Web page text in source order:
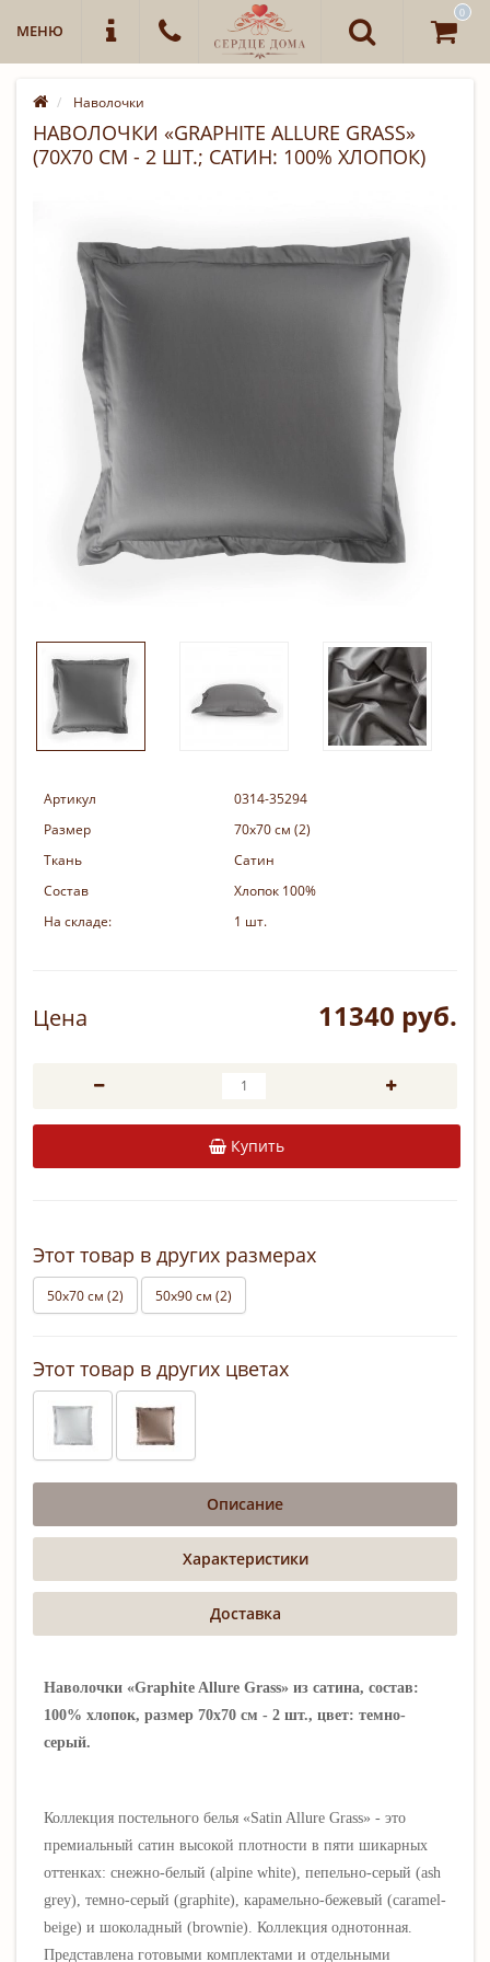
МЕНЮ
0
Наволочки
НАВОЛОЧКИ «GRAPHITE ALLURE GRASS»
(70Х70 СМ - 2 ШТ.; САТИН: 100% ХЛОПОК)
Артикул
0314-35294
Размер
70х70 см (2)
Ткань
Сатин
Состав
Хлопок 100%
На складе:
1 шт.
Цена 11340 руб.
Купить
Этот товар в других размерах
50х70 см (2) 50х90 см (2)
Этот товар в других цветах
Описание
Характеристики
Доставка
Наволочки «Graphite Allure Grass» из сатина, состав:
100% хлопок, размер 70х70 см - 2 шт., цвет: темно-
серый.
Коллекция постельного белья «Satin Allure Grass» - это
премиальный сатин высокой плотности в пяти шикарных
оттенках: снежно-белый (alpine white), пепельно-серый (ash
grey), темно-серый (graphite), карамельно-бежевый (caramel-
beige) и шоколадный (brownie). Коллекция однотонная.
Представлена готовыми комплектами и отдельными